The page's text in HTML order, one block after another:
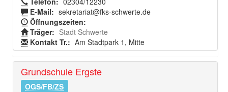
E-Mail: sekretariat@fks-schwerte.de
Öffnungszeiten:
Träger: Stadt Schwerte
Kontakt Tr.: Am Stadtpark 1, Mitte
Grundschule Ergste
OGS/FB/ZS